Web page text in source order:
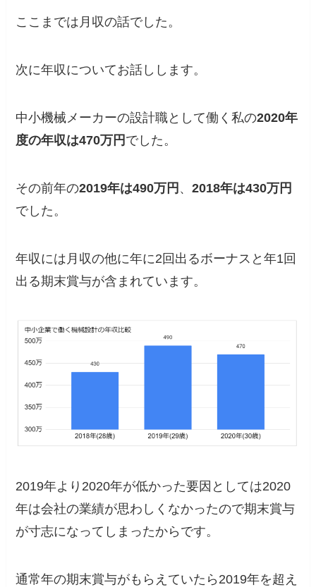
ここまでは月収の話でした。
次に年収についてお話しします。
中小機械メーカーの設計職として働く私の2020年
度の年収は470万円 でした。
その前年の2019年は490万円 、2018年は430万円
でした。
年収には 月収の他に年に2回出るボーナスと年1回
出る期末賞与が含まれています。
2019年より2020年が低かった要因としては2020
年は会社の業績が思わしくなかったので期末賞与
が寸志になってしまったからです。
通常年の期末賞与がもらえていたら2019年を超え